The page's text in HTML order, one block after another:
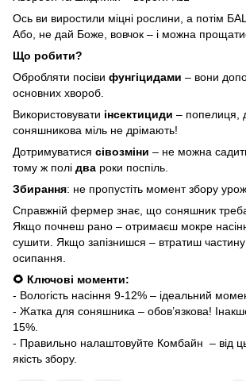
Ось ви виростили міцні рослини, а потім БАЦ
Або, не дай Боже, вовчок – і можна
Що робити?
Обробляти посіви фунгіцидами – вони
основних хвороб.
Використовувати інсектициди – попелиця,
соняшникова міль не дрімають!
Дотримуватися сівозміни – не можна
тому ж полі два роки поспіль.
Збирання: не пропустіть момент збору
Справжній фермер знає, що соняшник треба
Якщо почнеш рано – отримаєш мокре
сушити. Якщо запізнишся – втратиш
осипання.
🌻 Ключові моменти:
- Вологість насіння 9-12% – ідеальний
- Жатка для соняшника – обов’язкова!
15%.
- Правильно налаштовуйте Комбайн – від
якість збору.